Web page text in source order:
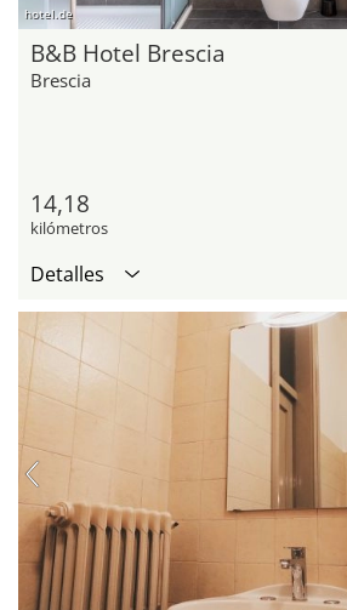
hotel.de
B&B Hotel Brescia
Brescia
14,18
kilómetros
Detalles